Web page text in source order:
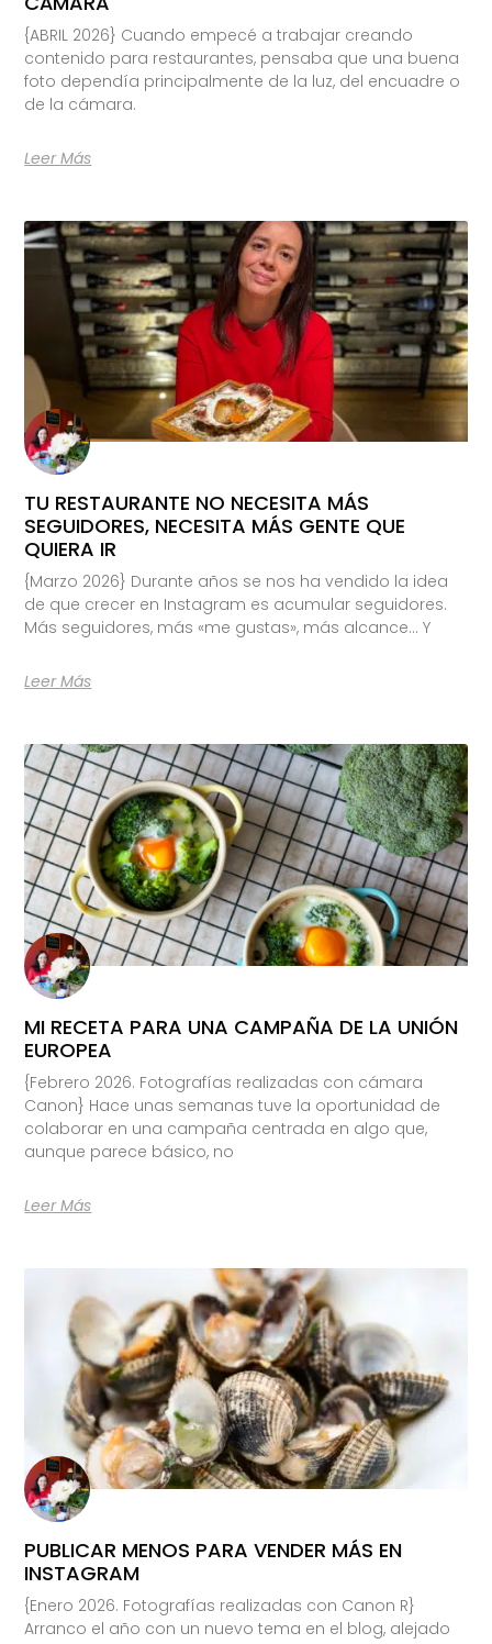
{ABRIL 2026} Cuando empecé a trabajar creando
contenido para restaurantes, pensaba que una buena
foto dependía principalmente de la luz, del encuadre o
de la cámara.
Leer Más
TU RESTAURANTE NO NECESITA MÁS
SEGUIDORES, NECESITA MÁS GENTE QUE
QUIERA IR
{Marzo 2026} Durante años se nos ha vendido la idea
de que crecer en Instagram es acumular seguidores.
Más seguidores, más «me gustas», más alcance… Y
Leer Más
MI RECETA PARA UNA CAMPAÑA DE LA UNIÓN
EUROPEA
{Febrero 2026. Fotografías realizadas con cámara
Canon} Hace unas semanas tuve la oportunidad de
colaborar en una campaña centrada en algo que,
aunque parece básico, no
Leer Más
PUBLICAR MENOS PARA VENDER MÁS EN
INSTAGRAM
{Enero 2026. Fotografías realizadas con Canon R}
Arranco el año con un nuevo tema en el blog, alejado